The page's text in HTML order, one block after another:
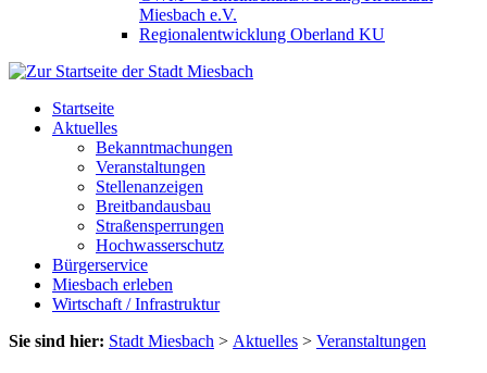
Miesbach e.V.
Regionalentwicklung Oberland KU
Startseite
Aktuelles
Bekanntmachungen
Veranstaltungen
Stellenanzeigen
Breitbandausbau
Straßensperrungen
Hochwasserschutz
Bürgerservice
Miesbach erleben
Wirtschaft / Infrastruktur
Sie sind hier: Stadt Miesbach > Aktuelles > Veranstaltungen